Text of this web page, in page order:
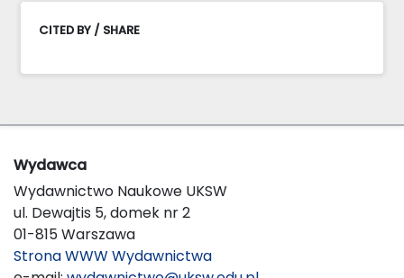
CITED BY / SHARE
Wydawca
Wydawnictwo Naukowe UKSW
ul. Dewajtis 5, domek nr 2
01-815 Warszawa
Strona WWW Wydawnictwa